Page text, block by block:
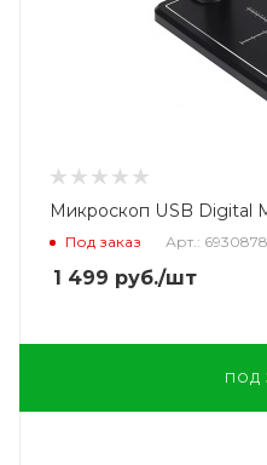
Микроскоп USB Digital
Под заказ Арт.:
1 499 руб./шт
ПОД